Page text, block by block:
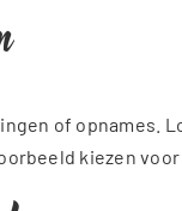
of opnames.
kiezen